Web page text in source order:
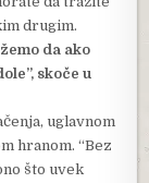
drugim.
da ako
skoče u
uglavnom
hranom. “Bez
što uvek